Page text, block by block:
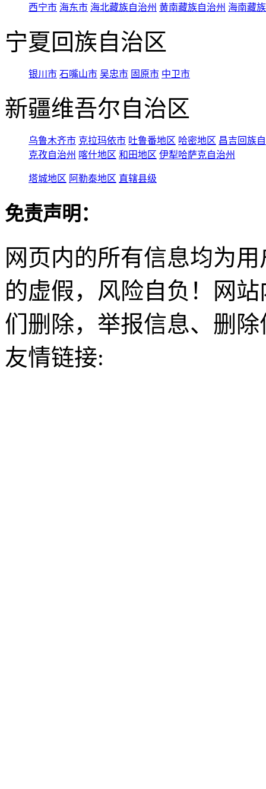
西宁市 海东市 海北藏族自治州 黄南藏族自治州 海南藏
宁夏回族自治区
银川市 石嘴山市 吴忠市 固原市 中卫市
新疆维吾尔自治区
乌鲁木齐市 克拉玛依市 吐鲁番地区 哈密地区 昌吉回族
克孜自治州 喀什地区 和田地区 伊犁哈萨克自治州
塔城地区 阿勒泰地区 直辖县级
免责声明：
网页内的所有信息均为
的虚假，风险自负！网
们删除，举报信息、删
友情链接: